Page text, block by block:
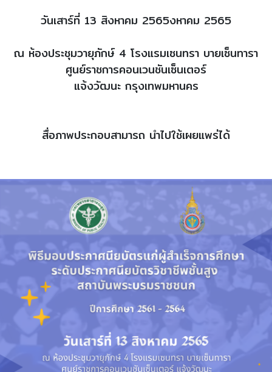
วันเสาร์ที่ 13 สิงหาคม 2565งหาคม 2565
ณ ห้องประชุมวายุภักษ์ 4 โรงแรมเซนทรา บายเซ็นทารา
ศูนย์ราชการคอนเวนชันเซ็นเตอร์
แจ้งวัฒนะ กรุงเทพมหานคร
สื่อภาพประกอบสามารถ นำไปใช้เผยแพร่ได้